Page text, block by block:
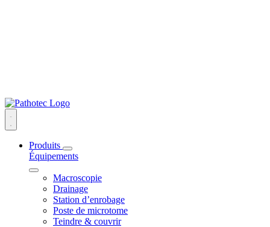
Produits
Équipements
Macroscopie
Drainage
Station d’enrobage
Poste de microtome
Teindre & couvrir